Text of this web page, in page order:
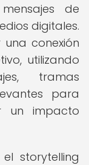
de
digitales.
conexión
utilizando
tramas
para
un impacto
storytelling